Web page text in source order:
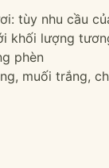
tùy nhu cầu
khối lượng
phèn
muối trắng,